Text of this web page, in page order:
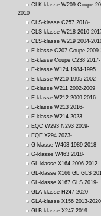
CLK-klasse W209 Coupe
2010
CLS-klasse C257 2018-
CLS-klasse W218 2010-
CLS-klasse W219 2004-
E-klasse C207 Coupe
E-klasse Coupe C238 2017-
E-klasse W124 1984-1995
E-klasse W210 1995-2002
E-klasse W211 2002-2009
E-klasse W212 2009-2016
E-klasse W213 2016-
E-klasse W214 2023-
EQC W293 N293 2019-
EQE X294 2023-
G-klasse W463 1989-2018
G-klasse W463 2018-
GL-klasse X164 2006-2012
GL-klasse X166 GL GLS
GL-klasse X167 GLS 2019-
GLA-klasse H247 2020-
GLA-klasse X156 2013-2020
GLB-klasse X247 2019-